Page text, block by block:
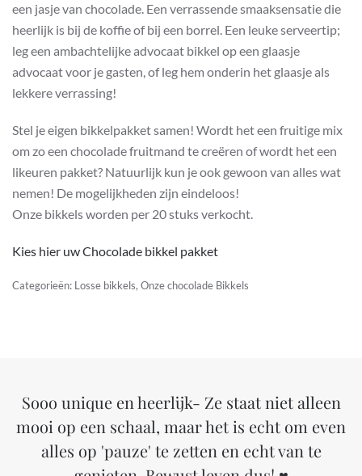
een jasje van chocolade. Een verrassende smaaksensatie die
heerlijk is bij de koffie of bij een borrel. Een leuke serveertip;
leg een ambachtelijke advocaat bikkel op een glaasje
advocaat voor je gasten, of leg hem onderin het glaasje als
lekkere verrassing!
Stel je eigen bikkelpakket samen! Wordt het een fruitige mix
om zo een chocolade fruitmand te creëren of wordt het een
likeuren pakket? Natuurlijk kun je ook gewoon van alles wat
nemen! De mogelijkheden zijn eindeloos!
Onze bikkels worden per 20 stuks verkocht.
Kies hier uw Chocolade bikkel pakket
Categorieën: Losse bikkels, Onze chocolade Bikkels
Sooo unique en heerlijk- Ze staat niet alleen
mooi op een schaal, maar het is echt om even
alles op 'pauze' te zetten en echt van te